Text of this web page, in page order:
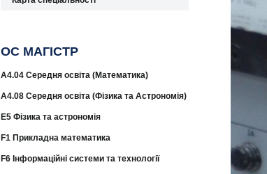
ОС МАГІСТР
A4.04 Середня освіта (Математика)
A4.08 Середня освіта (Фізика та Астрономія)
E5 Фізика та астрономія
F1 Прикладна математика
F6 Інформаційні системи та технології